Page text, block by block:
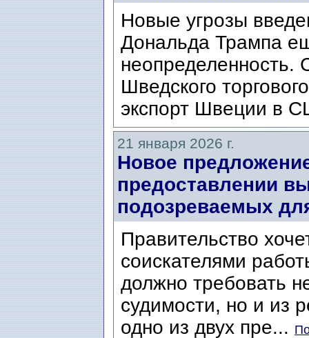
Новые угрозы
Дональда Трампа
Шведского
экспорт Швеции в
21 января 2026 г.
Новое
предоставлении
подозреваемых
Правительство
соискателями
должно требовать
судимости, но и из
одно из двух пре...